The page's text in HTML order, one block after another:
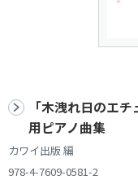
「木洩れ日のエ
用ピアノ曲集
カワイ出版 編
978-4-7609-0581-2